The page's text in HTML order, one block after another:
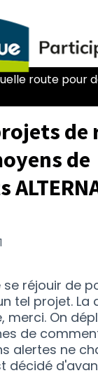
route pour
de
de
se réjouir de
tel projet.
merci. On
de
alertes ne
décidé